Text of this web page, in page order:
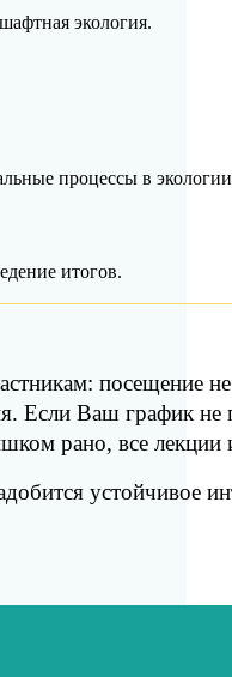
экология.
процессы в
итогов.
посещение
Если Ваш график не
рано, все лекции
устойчивое